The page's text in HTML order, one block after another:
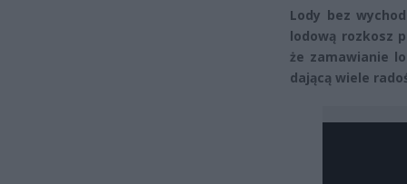
Lody bez
lodową rozkosz
że zamawianie
dającą wiele